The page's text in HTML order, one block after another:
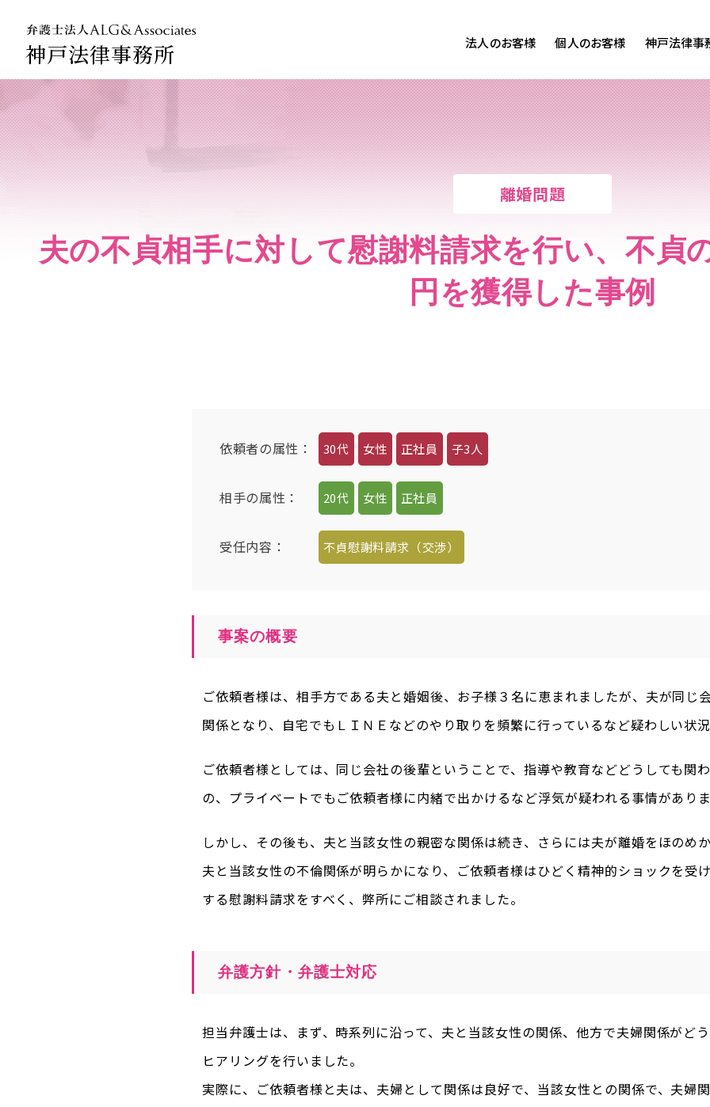
神戸法律事務所 法人のお客様
法人のお客様ご相談
個人のお客様
相続問題 損害賠償
神戸法律事
離婚問題
夫の不貞相手に対して慰謝料請求を行い、不貞
円を獲得した事例
依頼者の属性 ： 30代 女性 正社員 子3人
相手の属性 ： 20代 女性 正社員
受任内容 ： 不貞慰謝料請求（交渉）
事案の概要
ご依頼者様は、相手方である夫と婚姻後、お子様３名に恵まれましたが、夫が同じ
関係となり、自宅でもＬＩＮＥなどのやり取りを頻繁に行っているなど疑わしい状
ご依頼者様としては、同じ会社の後輩ということで、指導や教育などどうしても関
の、プライベートでもご依頼者様に内緒で出かけるなど浮気が疑われる事情があり
しかし、その後も、夫と当該女性の親密な関係は続き、さらには夫が離婚をほのめ
夫と当該女性の不倫関係が明らかになり、ご依頼者様はひどく精神的ショックを受
する慰謝料請求をすべく、弊所にご相談されました。
弁護方針・弁護士対応
担当弁護士は、まず、時系列に沿って、夫と当該女性の関係、他方で夫婦関係がど
ヒアリングを行いました。
実際に、ご依頼者様と夫は、夫婦として関係は良好で、当該女性との関係で、夫婦